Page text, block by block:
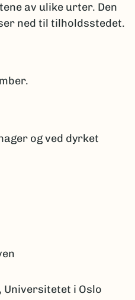
av ulike urter. Den
ned til tilholdsstedet.
og ved dyrket
i Oslo